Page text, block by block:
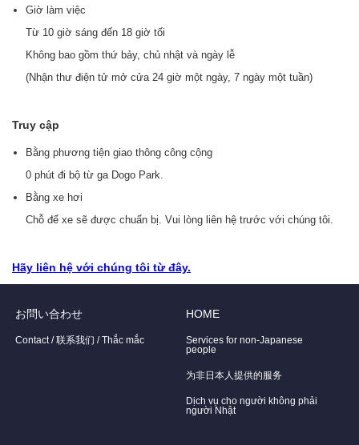
Giờ làm việc
Từ 10 giờ sáng đến 18 giờ tối
Không bao gồm thứ bảy, chủ nhật và ngày lễ
(Nhận thư điện tử mở cửa 24 giờ một ngày, 7 ngày một tuần)
Truy cập
Bằng phương tiện giao thông công cộng
0 phút đi bộ từ ga Dogo Park.
Bằng xe hơi
Chỗ để xe sẽ được chuẩn bị. Vui lòng liên hệ trước với chúng tôi.
Hãy liên hệ với chúng tôi từ đây.
お問い合わせ
Contact / 联系我们 / Thắc mắc
HOME
Services for non-Japanese
people
为非日本人提供的服务
Dịch vụ cho người không phải
người Nhật